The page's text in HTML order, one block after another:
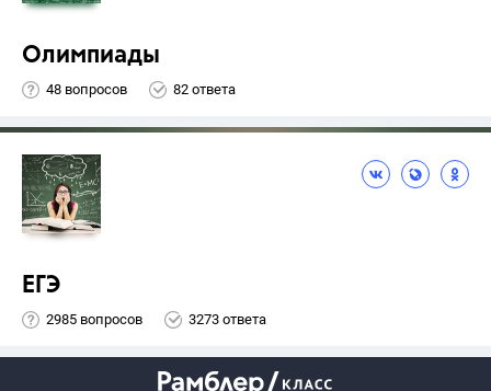
Олимпиады
48 вопросов 82 ответа
ЕГЭ
2985 вопросов 3273 ответа